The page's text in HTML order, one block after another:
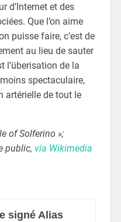
d’Internet et des
Que l’on aime
puisse faire, c’est de
au lieu de sauter
l’überisation de la
spectaculaire,
artérielle de tout le
of Solferino »;
public, via Wikimedia
signé Alias